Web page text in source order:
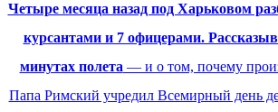
Четыре месяца назад под Харьковом
курсантами и 7 офицерами.
минутах полета — и о том, почему
Папа Римский учредил Всемирный день